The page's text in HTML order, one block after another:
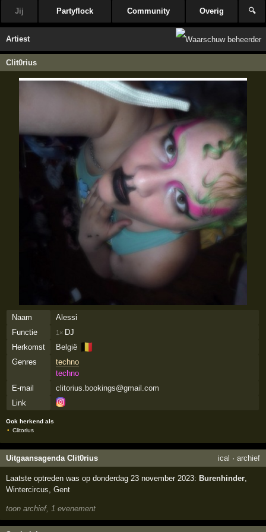
Jij Partyflock Community Overig 🔍
Artiest
Clit0rius
Naam
Alessi
Functie
1× DJ
Herkomst
België 🇧🇪
Genres
techno
techno
E-mail
clitorius.bookings@gmail.com
Link
Ook herkend als
Clitorius
Uitgaansagenda Clit0rius ical · archief
Laatste optreden was op donderdag 23 november 2023: Burenhinder,
Wintercircus,Gent
toon archief, 1 evenement